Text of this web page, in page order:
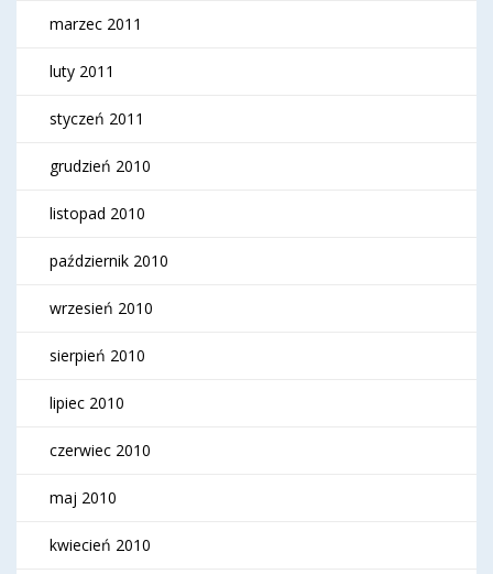
marzec 2011
luty 2011
styczeń 2011
grudzień 2010
listopad 2010
październik 2010
wrzesień 2010
sierpień 2010
lipiec 2010
czerwiec 2010
maj 2010
kwiecień 2010